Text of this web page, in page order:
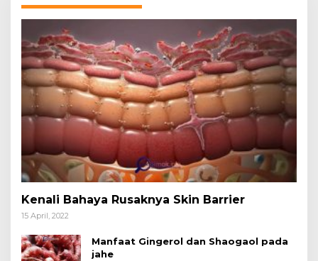
Kenali Bahaya Rusaknya Skin Barrier
15 April, 2022
Manfaat Gingerol dan Shaogaol pada
jahe